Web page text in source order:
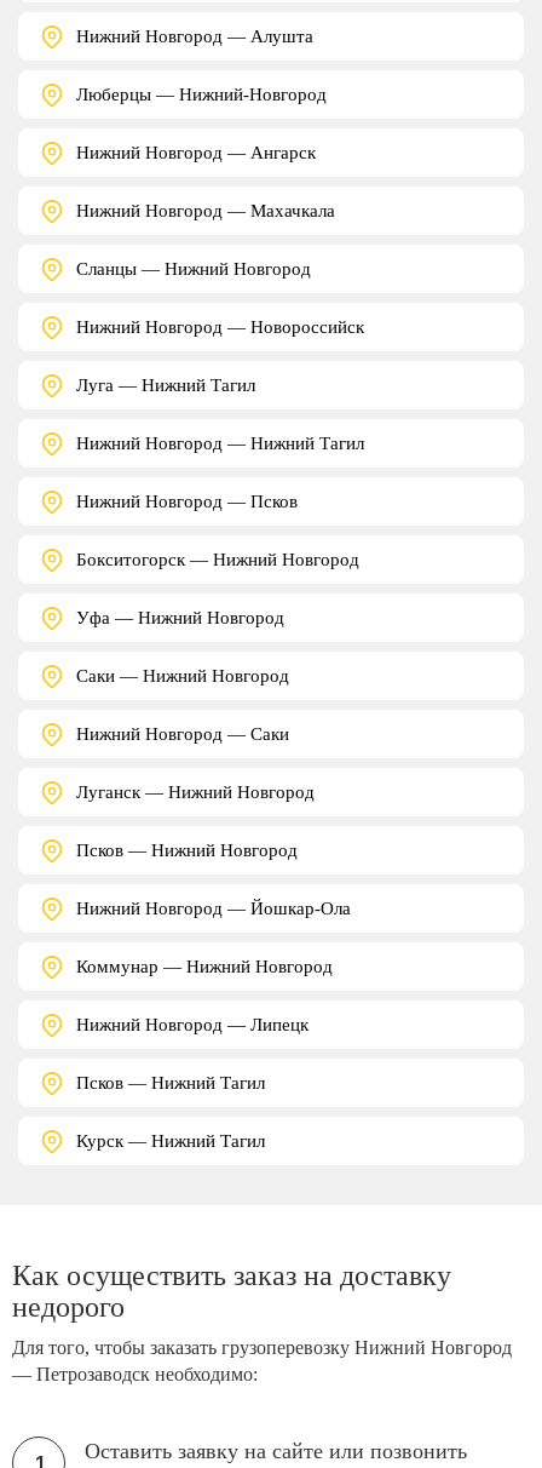
Нижний Новгород — Алушта
Люберцы — Нижний-Новгород
Нижний Новгород — Ангарск
Нижний Новгород — Махачкала
Сланцы — Нижний Новгород
Нижний Новгород — Новороссийск
Луга — Нижний Тагил
Нижний Новгород — Нижний Тагил
Нижний Новгород — Псков
Бокситогорск — Нижний Новгород
Уфа — Нижний Новгород
Саки — Нижний Новгород
Нижний Новгород — Саки
Луганск — Нижний Новгород
Псков — Нижний Новгород
Нижний Новгород — Йошкар-Ола
Коммунар — Нижний Новгород
Нижний Новгород — Липецк
Псков — Нижний Тагил
Курск — Нижний Тагил
Как осуществить заказ на доставку
недорого
Для того, чтобы заказать грузоперевозку Нижний Новгород
— Петрозаводск необходимо:
Оставить заявку на сайте или позвонить